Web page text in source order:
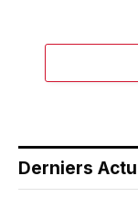
Derniers